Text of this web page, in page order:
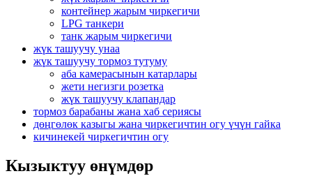
контейнер жарым чиркегичи
LPG танкери
танк жарым чиркегичи
жүк ташуучу унаа
жүк ташуучу тормоз тутуму
аба камерасынын катарлары
жети негизги розетка
жүк ташуучу клапандар
тормоз барабаны жана хаб сериясы
дөңгөлөк казыгы жана чиркегичтин огу үчүн гайка
кичинекей чиркегичтин огу
Кызыктуу өнүмдөр